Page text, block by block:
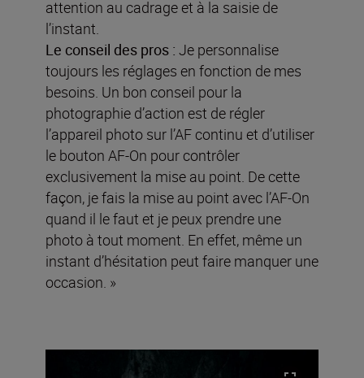
attention au cadrage et à la saisie de
l’instant.
Le conseil des pros : Je personnalise
toujours les réglages en fonction de mes
besoins. Un bon conseil pour la
photographie d’action est de régler
l’appareil photo sur l’AF continu et d’utiliser
le bouton AF-On pour contrôler
exclusivement la mise au point. De cette
façon, je fais la mise au point avec l’AF-On
quand il le faut et je peux prendre une
photo à tout moment. En effet, même un
instant d’hésitation peut faire manquer une
occasion. »